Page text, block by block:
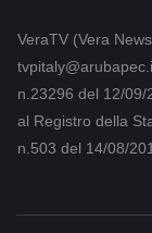
VeraTV (Vera
n.23296 del 12/09/
al Registro della
n.503 del 14/08/